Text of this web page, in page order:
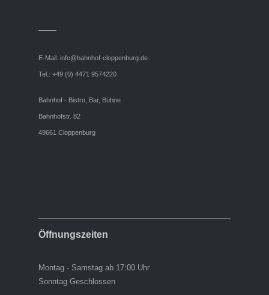
E-Mail: info@bahnhof-cloppenburg.de
Tel.: +49 (0) 4471 9574220
Bahnhof - Bistro, Bar, Bühne
Bahnhofstr. 82
49661 Cloppenburg
Öffnungszeiten
Montag - Samstag ab 17:00 Uhr
Sonntag Geschlossen